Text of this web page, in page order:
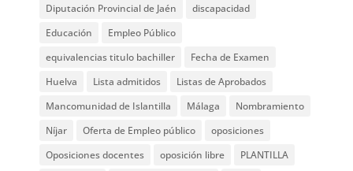
Diputación Provincial de Jaén
discapacidad
Educación
Empleo Público
equivalencias titulo bachiller
Fecha de Examen
Huelva
Lista admitidos
Listas de Aprobados
Mancomunidad de Islantilla
Málaga
Nombramiento
Níjar
Oferta de Empleo público
oposiciones
Oposiciones docentes
oposición libre
PLANTILLA